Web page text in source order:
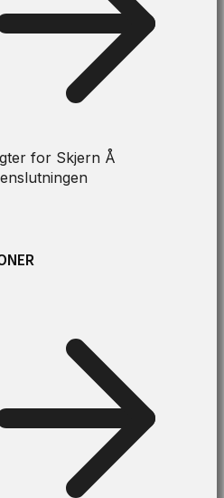
for Skjern Å